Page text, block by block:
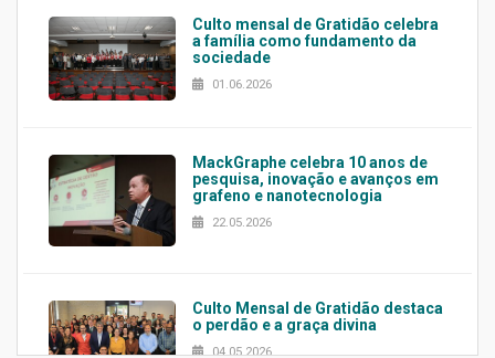
Culto mensal de Gratidão celebra
a família como fundamento da
sociedade
01.06.2026
MackGraphe celebra 10 anos de
pesquisa, inovação e avanços em
grafeno e nanotecnologia
22.05.2026
Culto Mensal de Gratidão destaca
o perdão e a graça divina
04.05.2026